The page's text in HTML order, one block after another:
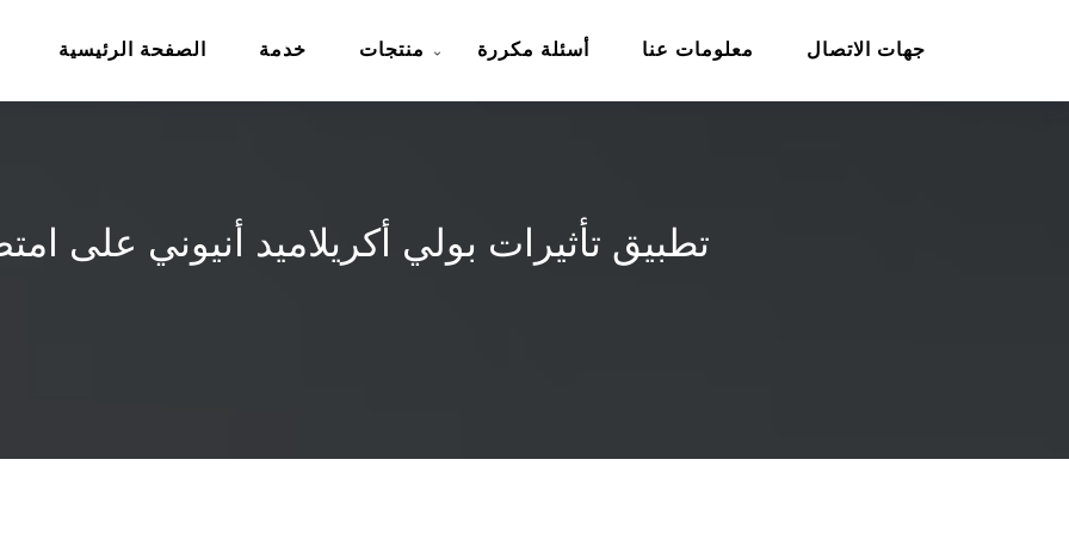
الصفحة الرئيسية خدمة منتجات أسئلة مكررة معلومات عنا جهات الاتصال
تطبيق تأثيرات بولي أكريلاميد أنيوني على